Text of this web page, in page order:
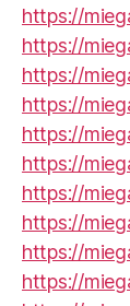
https://
https://
https://
https://
https://
https://
https://
https://
https://
https://